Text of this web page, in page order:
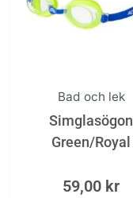
Bad och lek
Simglasögon
Green/Royal
59,00 kr